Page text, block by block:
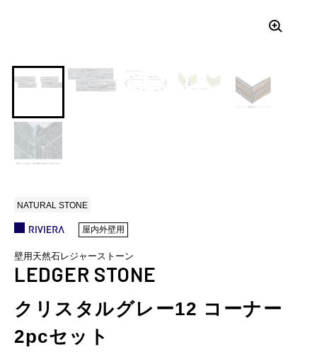
NATURAL STONE
屋内外壁用
壁用天然石レジャーストーン
LEDGER STONE
クリスタルグレー12 コーナー
2pcセット